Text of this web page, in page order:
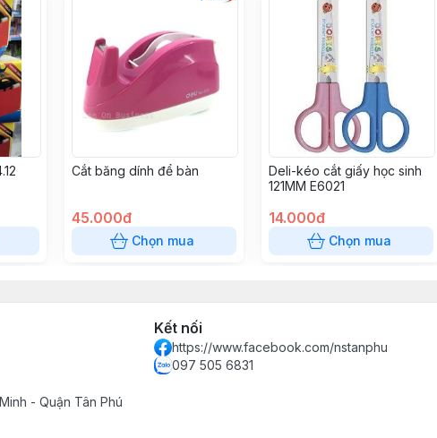
Cắt băng dính để bàn
45.000đ
Chọn mua
Deli-kéo cắt giấy học sinh
121MM E6021
14.000đ
Chọn mua
- Quận Tân Phú
Kết nối
https://www.facebook.com/nstanphu
097 505 6831